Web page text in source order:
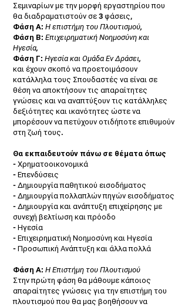
Σεμιναρίων με την μορφή εργαστηρίου που
θα διαδραματιστούν σε 3 φάσεις,
Φάση Α: Η επιστήμη του Πλουτισμού,
Φάση Β: Επιχειρηματική Νοημοσύνη και
Ηγεσία,
Φάση Γ: Ηγεσία και Ομάδα Εν Δράσει,
και έχουν σκοπό να προετοιμάσουν
κατάλληλα τους Σπουδαστές να είναι σε
θέση να αποκτήσουν τις απαραίτητες
γνώσεις και να αναπτύξουν τις κατάλληλες
δεξιότητες και ικανότητες ώστε να
μπορέσουν να πετύχουν οτιδήποτε επιθυμούν
στη ζωή τους.
Θα εκπαιδευτούν πάνω σε θέματα όπως
- Χρηματοοικονομικά
- Επενδύσεις
- Δημιουργία παθητικού εισοδήματος
- Δημιουργία πολλαπλών πηγών εισοδήματος
- Δημιουργία και ανάπτυξη επιχείρησης με
συνεχή βελτίωση και πρόοδο
- Ηγεσία
- Επιχειρηματική Νοημοσύνη και Ηγεσία
- Προσωπική Ανάπτυξη και άλλα πολλά
Φάση Α: Η Επιστήμη του Πλουτισμού
Στην πρώτη φάση θα μάθουμε κάποιος
απαραίτητες γνώσεις για την επιστήμη του
πλουτισμού που θα μας βοηθήσουν να